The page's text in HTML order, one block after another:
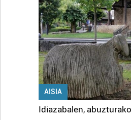
AISIA
Idiazabalen,